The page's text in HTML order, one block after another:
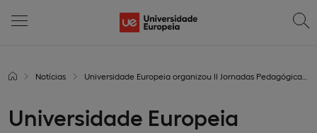
Notícias Universidade Europeia organizou II Jornadas Pedagógicas – Summer Academy: Ped, Tech & Learn
Universidade Europeia